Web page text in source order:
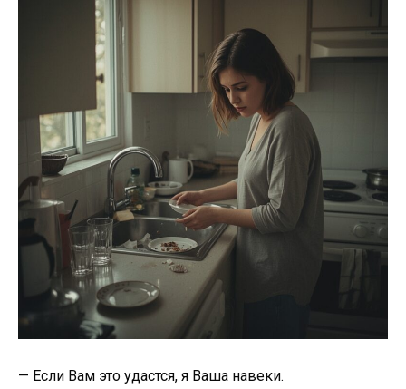
— Если Вам это удастся, я Ваша навеки.